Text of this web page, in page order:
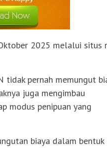
2025 melalui situs
tidak pernah memungut
juga mengimbau
modus penipuan yang
biaya dalam bentuk